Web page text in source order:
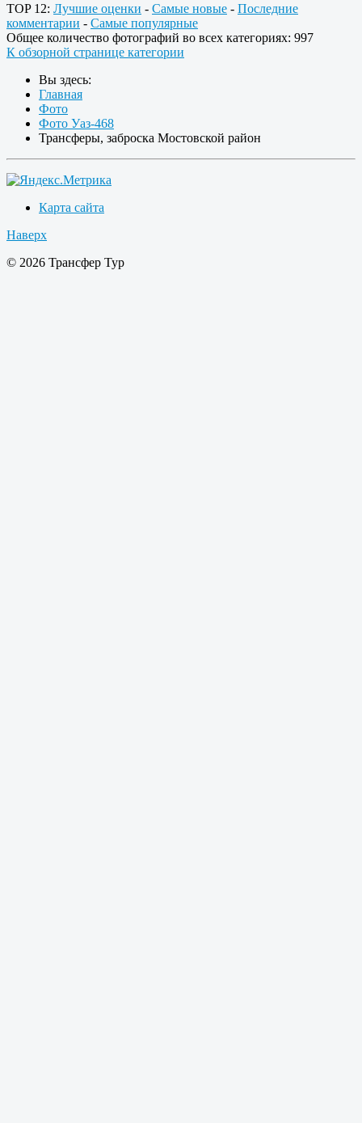
TOP 12: Лучшие оценки - Самые новые - Последние
комментарии - Самые популярные
Общее количество фотографий во всех категориях: 997
К обзорной странице категории
Вы здесь:
Главная
Фото
Фото Уаз-468
Трансферы, заброска Мостовской район
Карта сайта
Наверх
© 2026 Трансфер Тур